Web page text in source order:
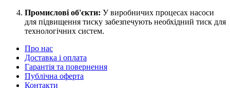
Промислові об'єкти: У виробничих процесах насоси
для підвищення тиску забезпечують необхідний тиск для
технологічних систем.
Про нас
Доставка і оплата
Гарантія та повернення
Публічна оферта
Контакти